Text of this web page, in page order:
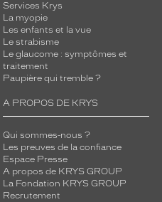
Services Krys
La myopie
Les enfants et la vue
Le strabisme
Le glaucome : symptômes et
traitement
Paupière qui tremble ?
A PROPOS DE KRYS
Qui sommes-nous ?
Les preuves de la confiance
Espace Presse
A propos de KRYS GROUP
La Fondation KRYS GROUP
Recrutement